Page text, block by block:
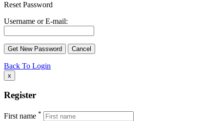
Reset Password
Username or E-mail:
Back To Login
x
Register
First name *